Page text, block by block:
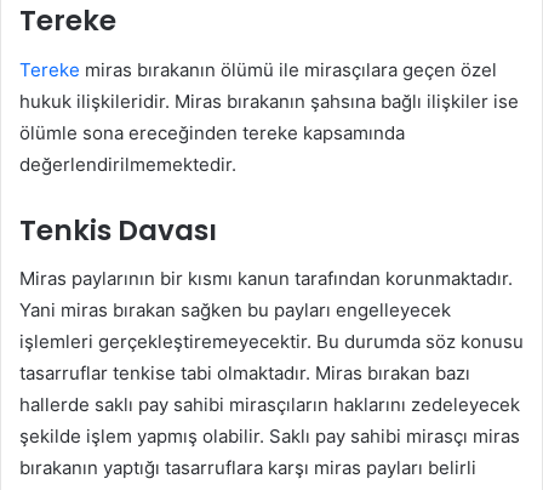
Tereke
Tereke miras bırakanın ölümü ile mirasçılara geçen özel
hukuk ilişkileridir. Miras bırakanın şahsına bağlı ilişkiler ise
ölümle sona ereceğinden tereke kapsamında
değerlendirilmemektedir.
Tenkis Davası
Miras paylarının bir kısmı kanun tarafından korunmaktadır.
Yani miras bırakan sağken bu payları engelleyecek
işlemleri gerçekleştiremeyecektir. Bu durumda söz konusu
tasarruflar tenkise tabi olmaktadır. Miras bırakan bazı
hallerde saklı pay sahibi mirasçıların haklarını zedeleyecek
şekilde işlem yapmış olabilir. Saklı pay sahibi mirasçı miras
bırakanın yaptığı tasarruflara karşı miras payları belirli